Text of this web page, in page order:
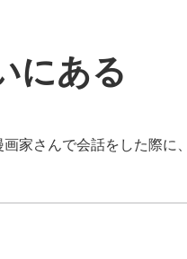
にある
家さんで会話をした際